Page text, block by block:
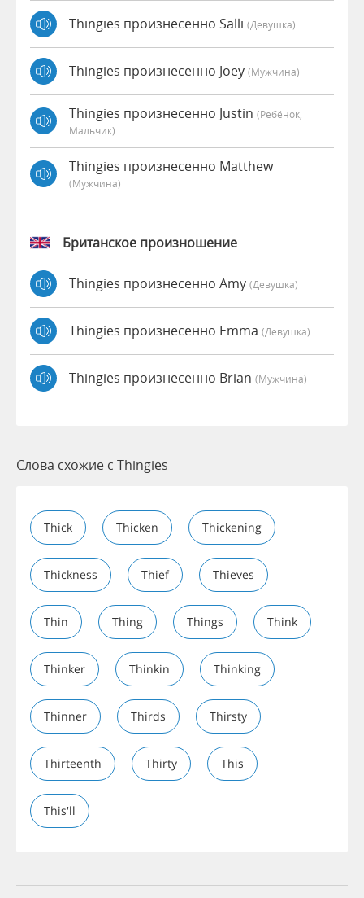
Thingies произнесенно Salli (девушка)
Thingies произнесенно Joey (мужчина)
Thingies произнесенно Justin (Ребёнок,
Мальчик)
Thingies произнесенно Matthew
(мужчина)
Британское произношение
Thingies произнесенно Amy (девушка)
Thingies произнесенно Emma (девушка)
Thingies произнесенно Brian (мужчина)
Слова схожие с Thingies
Thick Thicken Thickening
Thickness Thief Thieves
Thin Thing Things Think
Thinker Thinkin Thinking
Thinner Thirds Thirsty
Thirteenth Thirty This
This'll